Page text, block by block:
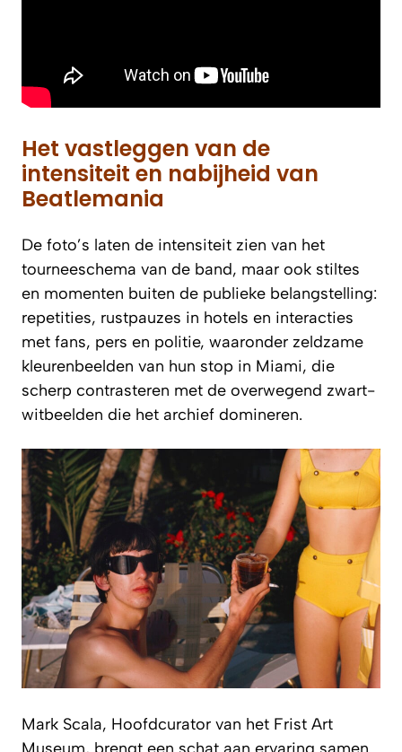
Het vastleggen van de
intensiteit en nabijheid van
Beatlemania
De foto’s laten de intensiteit zien van het
tourneeschema van de band, maar ook stiltes
en momenten buiten de publieke belangstelling:
repetities, rustpauzes in hotels en interacties
met fans, pers en politie, waaronder zeldzame
kleurenbeelden van hun stop in Miami, die
scherp contrasteren met de overwegend zwart-
witbeelden die het archief domineren.
Mark Scala, Hoofdcurator van het Frist Art